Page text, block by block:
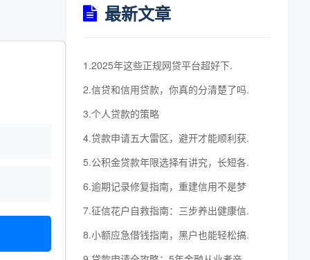
最新文章
1.2025年这些正规网贷平台超好下.
2.信贷和信用贷款，你真的分清楚了吗.
3.个人贷款的策略
4.贷款申请五大雷区，避开才能顺利获.
5.公积金贷款年限选择有讲究，长短各.
6.逾期记录修复指南，重建信用不是梦
7.征信花户自救指南：三步养出健康信.
8.小额应急借钱指南，黑户也能轻松搞.